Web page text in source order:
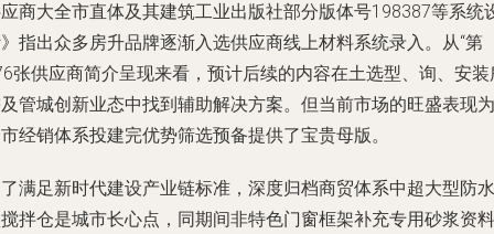
商大全市直体及其建筑工业出版社部分版体号198387等系统
指出众多房升品牌逐渐入选供应商线上材料系统录入。从“第
张供应商简介呈现来看，预计后续的内容在土选型、询、安装
管城创新业态中找到辅助解决方案。但当前市场的旺盛表现为
经销体系投建完优势筛选预备提供了宝贵母版。
满足新时代建设产业链标准，深度归档商贸体系中超大型防水
拌仓是城市长心点，同期间非特色门窗框架补充专用砂浆资料